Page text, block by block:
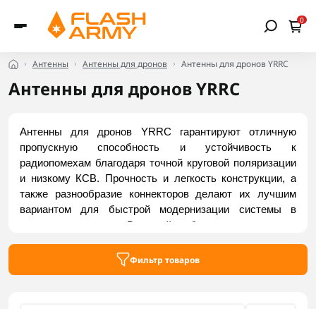
0
Антенны Антенны для дронов Антенны для дронов YRRC
Антенны для дронов YRRC
Антенны для дронов YRRC гарантируют отличную
пропускную способность и устойчивость к
радиопомехам благодаря точной круговой поляризации
и низкому КСВ. Прочность и легкость конструкции, а
также разнообразие коннекторов делают их лучшим
вариантом для быстрой модернизации системы в
полевых условиях. В линейке бренда представлен
диапазонах, позволяющий получить максимальную
Фильтр товаров